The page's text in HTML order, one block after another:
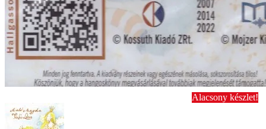
Alacsony készlet!